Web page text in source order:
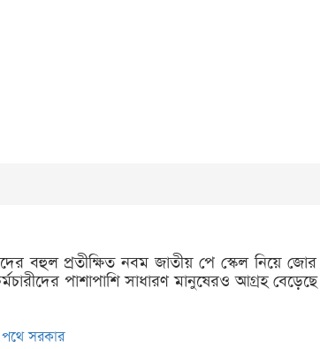
বহুল প্রতীক্ষিত নবম জাতীয় পে স্কেল নিয়ে
পাশাপাশি সাধারণ মানুষেরও আগ্রহ
সরকার